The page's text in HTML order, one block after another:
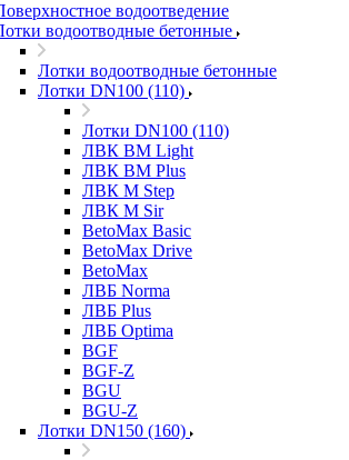
водоотведение
водоотводные бетонные
Лотки водоотводные бетонные
Лотки DN100 (110)
Лотки DN100 (110)
ЛВК ВМ Light
ЛВК ВМ Plus
ЛВК М Step
ЛВК М Sir
BetoMax Basic
BetoMax Drive
BetoMax
ЛВБ Norma
ЛВБ Plus
ЛВБ Optima
BGF
BGF-Z
BGU
BGU-Z
Лотки DN150 (160)